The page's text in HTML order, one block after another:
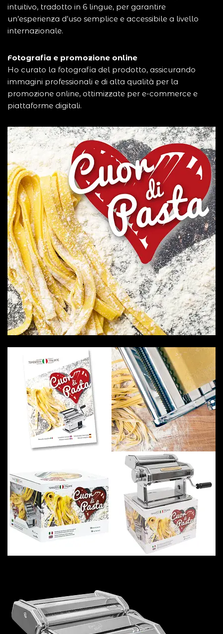
intuitivo, tradotto in 6 lingue, per garantire
un’esperienza d’uso semplice e accessibile a livello
internazionale.
Fotografia e promozione online
Ho curato la fotografia del prodotto, assicurando
immagini professionali e di alta qualità per la
promozione online, ottimizzate per e-commerce e
piattaforme digitali.